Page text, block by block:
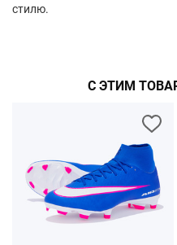
стилю.
С ЭТИМ